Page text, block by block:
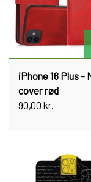
iPhone 16 Plus -
cover rød
90,00 kr.